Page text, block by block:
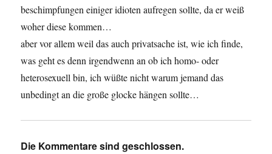
beschimpfungen einiger idioten aufregen sollte, da er weiß
woher diese kommen…
aber vor allem weil das auch privatsache ist, wie ich finde,
was geht es denn irgendwenn an ob ich homo- oder
heterosexuell bin, ich wüßte nicht warum jemand das
unbedingt an die große glocke hängen sollte…
Die Kommentare sind geschlossen.